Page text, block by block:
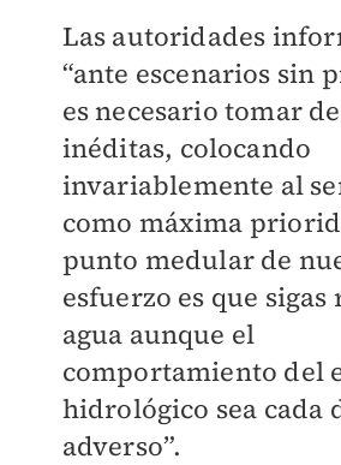
Las autoridades
“ante escenarios sin
es necesario tomar
inéditas, colocando
invariablemente al
como máxima
punto medular de
esfuerzo es que
agua aunque el
comportamiento del
hidrológico sea cada
adverso”.